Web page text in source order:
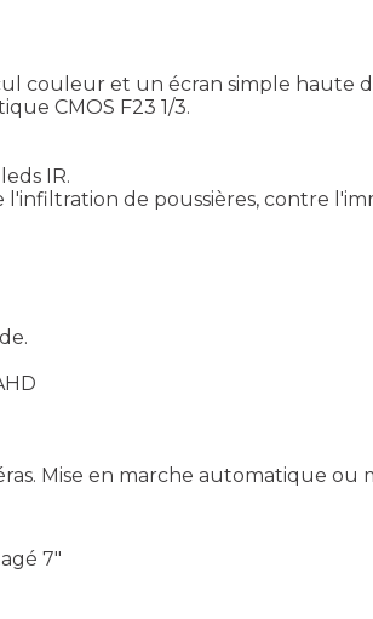
couleur et un écran simple haute
CMOS F23 1/3.
IR.
de poussières, contre
Mise en marche automatique ou
7"